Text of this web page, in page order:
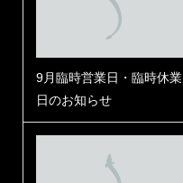
9月臨時営業日・臨時休業
日のお知らせ